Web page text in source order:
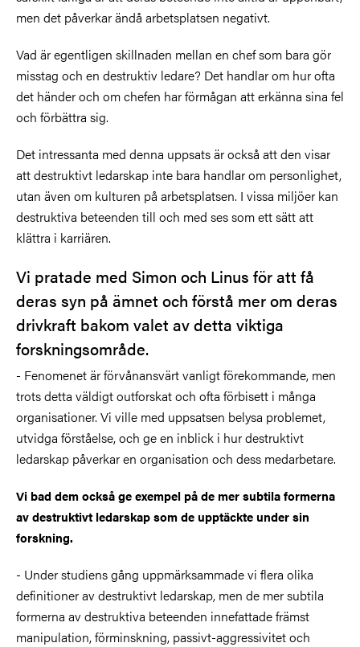
men det påverkar ändå arbetsplatsen negativt.
Vad är egentligen skillnaden mellan en chef som bara gör
misstag och en destruktiv ledare? Det handlar om hur ofta
det händer och om chefen har förmågan att erkänna sina fel
och förbättra sig.
Det intressanta med denna uppsats är också att den visar
att destruktivt ledarskap inte bara handlar om personlighet,
utan även om kulturen på arbetsplatsen. I vissa miljöer kan
destruktiva beteenden till och med ses som ett sätt att
klättra i karriären.
Vi pratade med Simon och Linus för att få
deras syn på ämnet och förstå mer om deras
drivkraft bakom valet av detta viktiga
forskningsområde.
- Fenomenet är förvånansvärt vanligt förekommande, men
trots detta väldigt outforskat och ofta förbisett i många
organisationer. Vi ville med uppsatsen belysa problemet,
utvidga förståelse, och ge en inblick i hur destruktivt
ledarskap påverkar en organisation och dess medarbetare.
Vi bad dem också ge exempel på de mer subtila formerna
av destruktivt ledarskap som de upptäckte under sin
forskning.
- Under studiens gång uppmärksammade vi flera olika
definitioner av destruktivt ledarskap, men de mer subtila
formerna av destruktiva beteenden innefattade främst
manipulation, förminskning, passivt-aggressivitet och